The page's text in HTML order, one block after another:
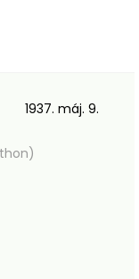
1937. máj. 9.